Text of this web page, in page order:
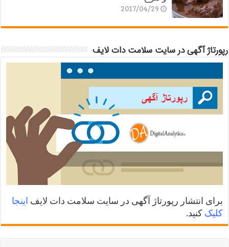
2017/04/29
رپورتاژ آگهی در سایت سلامت دات لایف
برای انتشار رپورتاژ آگهی در سایت سلامت دات لایف اینجا
کلیک کنید.